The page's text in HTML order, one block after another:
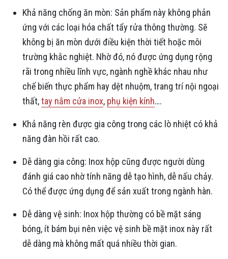
Khả năng chống ăn mòn: Sản phẩm này không phản
ứng với các loại hóa chất tẩy rửa thông thường. Sẽ
không bị ăn mòn dưới điều kiện thời tiết hoặc môi
trường khắc nghiệt. Nhờ đó, nó được ứng dụng rộng
rãi trong nhiều lĩnh vực, ngành nghề khác nhau như
chế biến thực phẩm hay dệt nhuộm, trang trí nội ngoại
thất,tay nắm cửa inox, phụ kiện kính….
Khả năng rèn được gia công trong các lò nhiệt có khả
năng đàn hồi rất cao.
Dễ dàng gia công: Inox hộp cũng được người dùng
đánh giá cao nhờ tính năng dễ tạo hình, dễ nấu chảy.
Có thể được ứng dụng để sản xuất trong ngành hàn.
Dễ dàng vệ sinh: Inox hộp thường có bề mặt sáng
bóng, ít bám bụi nên việc vệ sinh bề mặt inox này rất
dễ dàng mà không mất quá nhiều thời gian.